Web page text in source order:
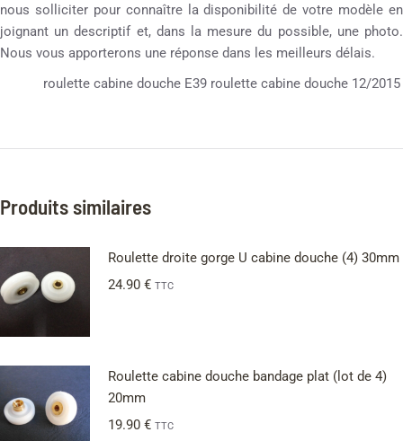
nous solliciter pour connaître la disponibilité de votre modèle en
joignant un descriptif et, dans la mesure du possible, une photo.
Nous vous apporterons une réponse dans les meilleurs délais.
roulette cabine douche E39 roulette cabine douche 12/2015
Produits similaires
Roulette droite gorge U cabine douche (4) 30mm
24.90 € TTC
Roulette cabine douche bandage plat (lot de 4)
20mm
19.90 € TTC